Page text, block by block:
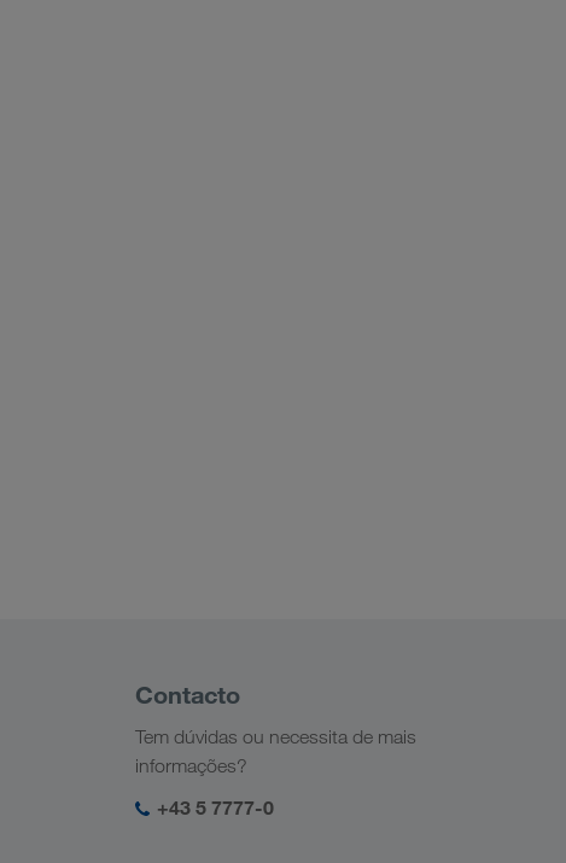
Contacto
Tem dúvidas ou necessita de mais
informações?
+43 5 7777-0